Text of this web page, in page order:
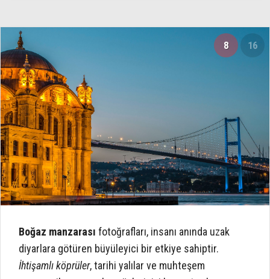
8 16
Boğaz manzarası fotoğrafları, insanı anında uzak
diyarlara götüren büyüleyici bir etkiye sahiptir.
İhtişamlı köprüler, tarihi yalılar ve muhteşem